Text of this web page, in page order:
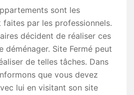
sont les
par les professionnels.
décident de réaliser ces
déménager. Site Fermé peut
de telles tâches. Dans
que vous devez
lui en visitant son site